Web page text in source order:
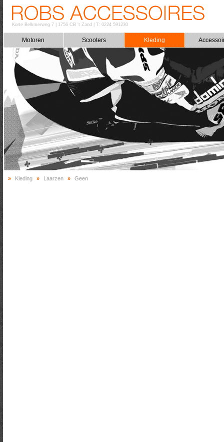
Korte Belkmerweg 7| 1756 CB 't Zand T: 0224 591230
Motoren Scooters Kleding
» Kleding » Laarzen » Geen